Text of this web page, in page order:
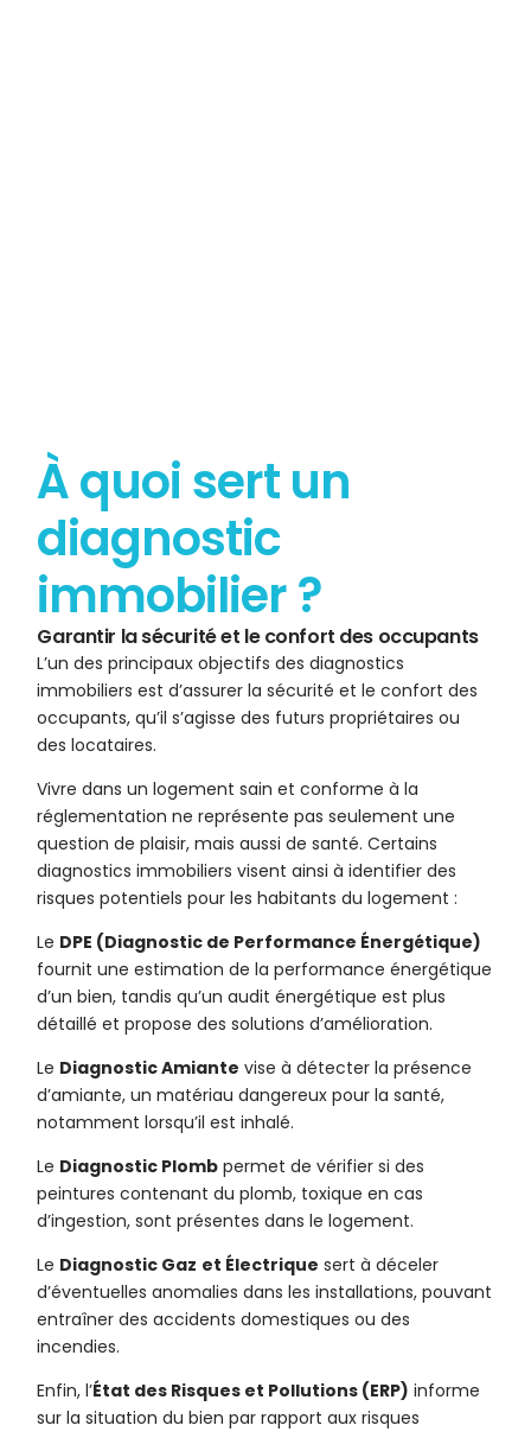
À quoi sert un
diagnostic
immobilier ?
Garantir la sécurité et le confort des occupants
L’un des principaux objectifs des diagnostics
immobiliers est d’assurer la sécurité et le confort des
occupants, qu’il s’agisse des futurs propriétaires ou
des locataires.
Vivre dans un logement sain et conforme à la
réglementation ne représente pas seulement une
question de plaisir, mais aussi de santé. Certains
diagnostics immobiliers visent ainsi à identifier des
risques potentiels pour les habitants du logement :
Le DPE (Diagnostic de Performance Énergétique)
fournit une estimation de la performance énergétique
d’un bien, tandis qu’un audit énergétique est plus
détaillé et propose des solutions d’amélioration.
Le Diagnostic Amiante vise à détecter la présence
d’amiante, un matériau dangereux pour la santé,
notamment lorsqu’il est inhalé.
Le Diagnostic Plomb permet de vérifier si des
peintures contenant du plomb, toxique en cas
d’ingestion, sont présentes dans le logement.
Le Diagnostic Gaz et Électrique sert à déceler
d’éventuelles anomalies dans les installations, pouvant
entraîner des accidents domestiques ou des
incendies.
Enfin, l’État des Risques et Pollutions (ERP) informe
sur la situation du bien par rapport aux risques